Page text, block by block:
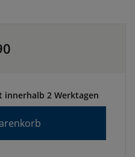
2 Werktagen